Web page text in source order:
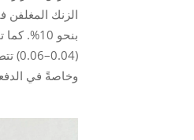
الزنك المغلفن
بنحو
وخاصةً في